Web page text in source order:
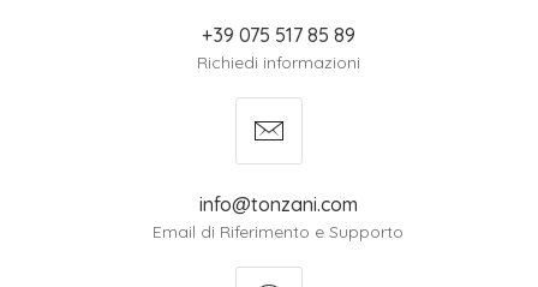
+39 075 517 85 89
Richiedi informazioni
info@tonzani.com
Email di Riferimento e Supporto